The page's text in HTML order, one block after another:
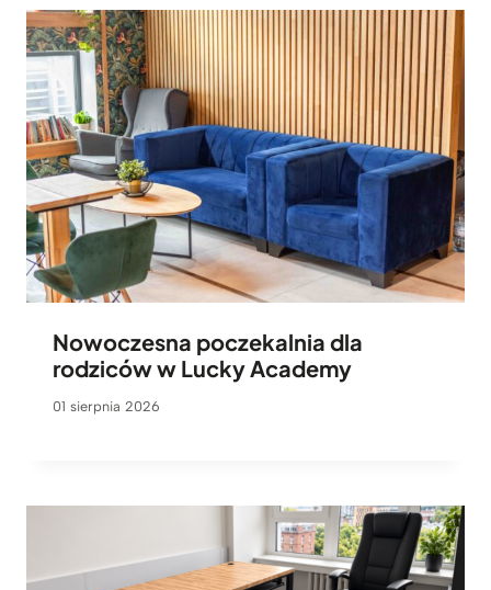
Nowoczesna poczekalnia dla
rodziców w Lucky Academy
01 sierpnia 2026